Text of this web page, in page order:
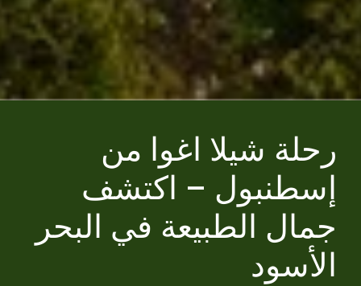
رحلة شيلا اغوا من
إسطنبول – اكتشف
جمال الطبيعة في البحر
الأسود